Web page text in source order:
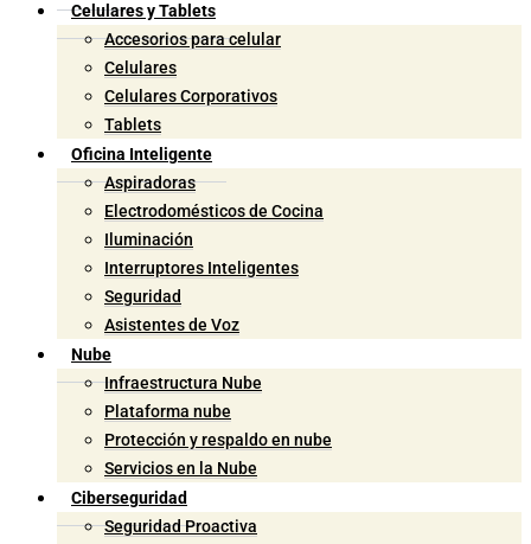
Celulares y Tablets
Accesorios para celular
Celulares
Celulares Corporativos
Tablets
Oficina Inteligente
Aspiradoras
Electrodomésticos de Cocina
Iluminación
Interruptores Inteligentes
Seguridad
Asistentes de Voz
Nube
Infraestructura Nube
Plataforma nube
Protección y respaldo en nube
Servicios en la Nube
Ciberseguridad
Seguridad Proactiva